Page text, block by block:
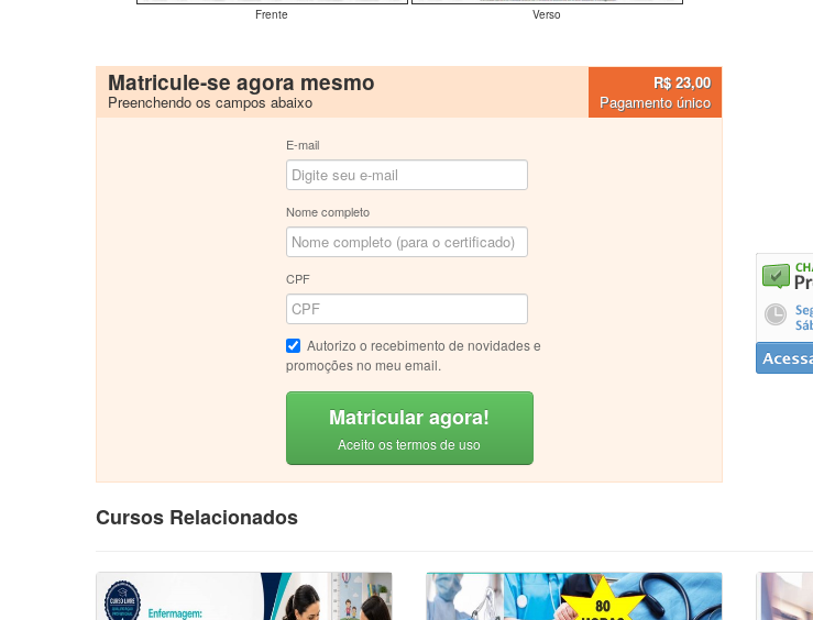
Frente Verso
Matricule-se agora mesmo
Preenchendo os campos abaixo
R$ 23,00
Pagamento único
E-mail
Nome completo
CPF
Autorizo o recebimento de novidades e
promoções no meu email.
Matricular agora!
Aceito os termos de uso
Cursos Relacionados